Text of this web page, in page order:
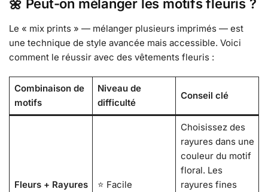
🌼 Peut-on mélanger les motifs fleuris ?
Le « mix prints » — mélanger plusieurs imprimés — est
une technique de style avancée mais accessible. Voici
comment le réussir avec des vêtements fleuris :
Combinaison de
motifs
Niveau de
difficulté
Conseil clé
Fleurs + Rayures ⭐ Facile
Choisissez des
rayures dans une
couleur du motif
floral. Les
rayures fines